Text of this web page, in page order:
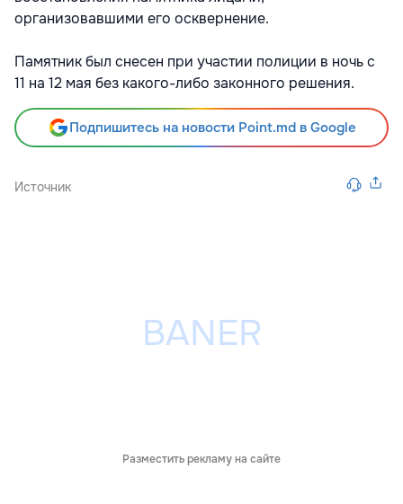
организовавшими его осквернение.
Памятник был снесен при участии полиции в ночь с
11 на 12 мая без какого-либо законного решения.
Подпишитесь на новости Point.md в Google
Источник
Разместить рекламу на сайте